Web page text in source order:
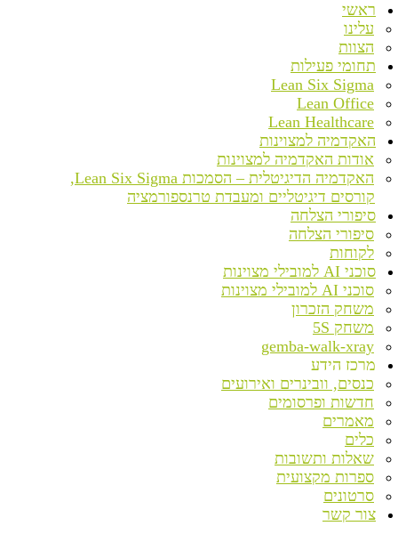
ראשי
עלינו
הצוות
תחומי פעילות
Lean Six Sigma
Lean Office
Lean Healthcare
האקדמיה למצוינות
אודות האקדמיה למצוינות
האקדמיה הדיגיטלית – הסמכות Lean Six Sigma,
קורסים דיגיטליים ומעבדת טרנספורמציה
סיפורי הצלחה
סיפורי הצלחה
לקוחות
סוכני AI למובילי מצוינות
סוכני AI למובילי מצוינות
משחק הזכרון
משחק 5S
gemba-walk-xray
מרכז הידע
כנסים, וובינרים ואירועים
חדשות ופרסומים
מאמרים
כלים
שאלות ותשובות
ספרות מקצועית
סרטונים
צור קשר